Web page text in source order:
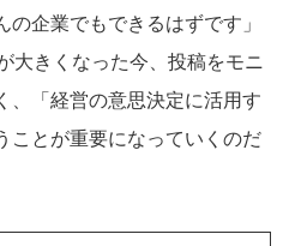
企業でもできるはずです」
大きくなった今、投稿をモニ
、「経営の意思決定に活用す
ことが重要になっていくのだ